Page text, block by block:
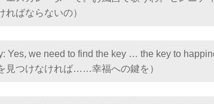
ればならないの）
Yes, we need to find the key … the key to
見つけなければ……幸福への鍵を）